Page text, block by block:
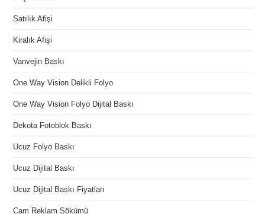
Satılık Afişi
Kiralık Afişi
Vanvejin Baskı
One Way Vision Delikli Folyo
One Way Vision Folyo Dijital Baskı
Dekota Fotoblok Baskı
Ucuz Folyo Baskı
Ucuz Dijital Baskı
Ucuz Dijital Baskı Fiyatları
Cam Reklam Sökümü